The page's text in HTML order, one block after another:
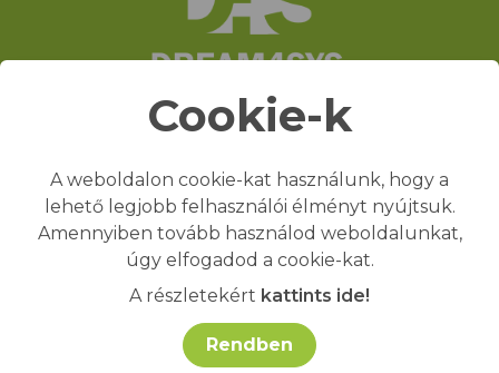
A DREAM4SYS on-premise és a D4S felhőalapú vállalatirányítási rendszer
MODULOK
Cookie-k
A weboldalon cookie-kat használunk, hogy a
lehető legjobb felhasználói élményt nyújtsuk.
Amennyiben tovább használod weboldalunkat,
úgy elfogadod a cookie-kat.
A részletekért kattints ide!
Rendben